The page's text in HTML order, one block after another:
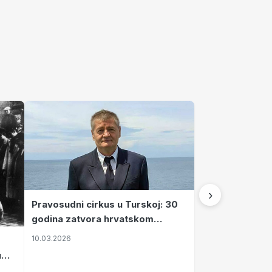
Pravosudni cirkus u Turskoj: 30
godina zatvora hrvatskom
kapetanu kojeg su sami pustili
10.03.2026
›